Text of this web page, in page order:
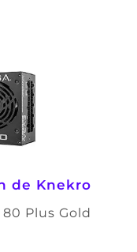
de Knekro
80 Plus Gold